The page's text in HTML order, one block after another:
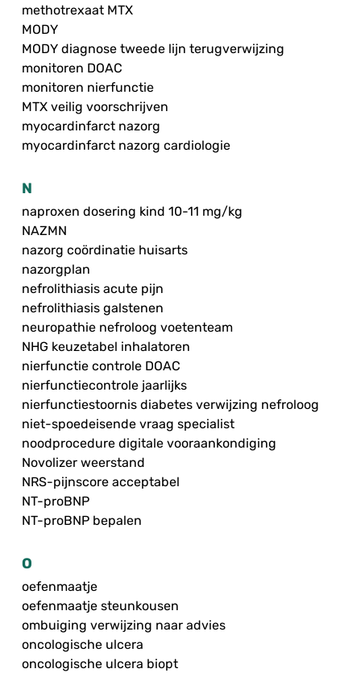
methotrexaat MTX
MODY
MODY diagnose tweede lijn terugverwijzing
monitoren DOAC
monitoren nierfunctie
MTX veilig voorschrijven
myocardinfarct nazorg
myocardinfarct nazorg cardiologie
N
naproxen dosering kind 10-11 mg/kg
NAZMN
nazorg coördinatie huisarts
nazorgplan
nefrolithiasis acute pijn
nefrolithiasis galstenen
neuropathie nefroloog voetenteam
NHG keuzetabel inhalatoren
nierfunctie controle DOAC
nierfunctiecontrole jaarlijks
nierfunctiestoornis diabetes verwijzing nefroloog
niet-spoedeisende vraag specialist
noodprocedure digitale vooraankondiging
Novolizer weerstand
NRS-pijnscore acceptabel
NT-proBNP
NT-proBNP bepalen
O
oefenmaatje
oefenmaatje steunkousen
ombuiging verwijzing naar advies
oncologische ulcera
oncologische ulcera biopt